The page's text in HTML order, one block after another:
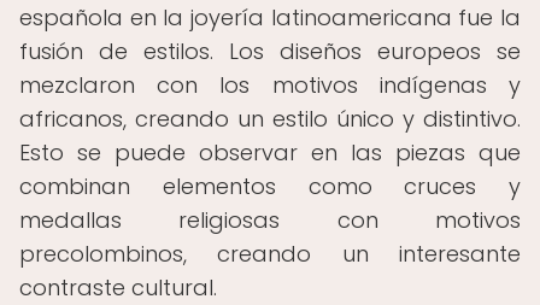
española en la joyería latinoamericana fue la
fusión de estilos. Los diseños europeos se
mezclaron con los motivos indígenas y
africanos, creando un estilo único y distintivo.
Esto se puede observar en las piezas que
combinan elementos como cruces y
medallas religiosas con motivos
precolombinos, creando un interesante
contraste cultural.